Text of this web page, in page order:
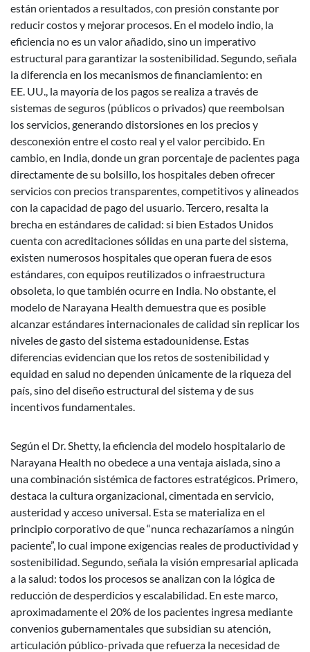
están orientados a resultados, con presión constante por
reducir costos y mejorar procesos. En el modelo indio, la
eficiencia no es un valor añadido, sino un imperativo
estructural para garantizar la sostenibilidad. Segundo, señala
la diferencia en los mecanismos de financiamiento: en
EE. UU., la mayoría de los pagos se realiza a través de
sistemas de seguros (públicos o privados) que reembolsan
los servicios, generando distorsiones en los precios y
desconexión entre el costo real y el valor percibido. En
cambio, en India, donde un gran porcentaje de pacientes paga
directamente de su bolsillo, los hospitales deben ofrecer
servicios con precios transparentes, competitivos y alineados
con la capacidad de pago del usuario. Tercero, resalta la
brecha en estándares de calidad: si bien Estados Unidos
cuenta con acreditaciones sólidas en una parte del sistema,
existen numerosos hospitales que operan fuera de esos
estándares, con equipos reutilizados o infraestructura
obsoleta, lo que también ocurre en India. No obstante, el
modelo de Narayana Health demuestra que es posible
alcanzar estándares internacionales de calidad sin replicar los
niveles de gasto del sistema estadounidense. Estas
diferencias evidencian que los retos de sostenibilidad y
equidad en salud no dependen únicamente de la riqueza del
país, sino del diseño estructural del sistema y de sus
incentivos fundamentales.
Según el Dr. Shetty, la eficiencia del modelo hospitalario de
Narayana Health no obedece a una ventaja aislada, sino a
una combinación sistémica de factores estratégicos. Primero,
destaca la cultura organizacional, cimentada en servicio,
austeridad y acceso universal. Esta se materializa en el
principio corporativo de que “nunca rechazaríamos a ningún
paciente”, lo cual impone exigencias reales de productividad y
sostenibilidad. Segundo, señala la visión empresarial aplicada
a la salud: todos los procesos se analizan con la lógica de
reducción de desperdicios y escalabilidad. En este marco,
aproximadamente el 20% de los pacientes ingresa mediante
convenios gubernamentales que subsidian su atención,
articulación público-privada que refuerza la necesidad de